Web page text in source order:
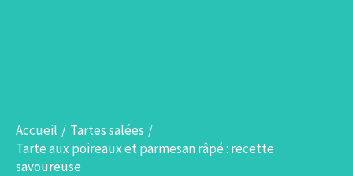
Accueil
Tartes salées
Tarte aux poireaux et parmesan râpé : recette
savoureuse